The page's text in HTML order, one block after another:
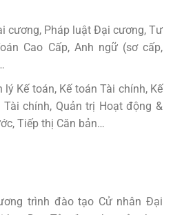
cương, Pháp luật Đại cương, Tư
Cao Cấp, Anh ngữ (sơ cấp,
lý Kế toán, Kế toán Tài chính, Kế
chính, Quản trị Hoạt động &
Tiếp thị Căn bản…
trình đào tạo Cử nhân Đại